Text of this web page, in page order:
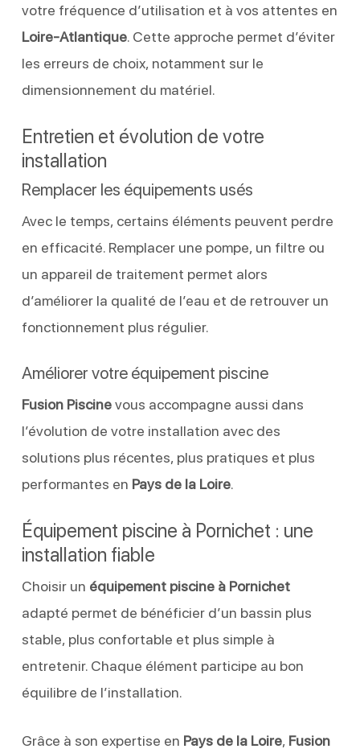
votre fréquence d’utilisation et à vos attentes en
Loire-Atlantique. Cette approche permet d’éviter
les erreurs de choix, notamment sur le
dimensionnement du matériel.
Entretien et évolution de votre
installation
Remplacer les équipements usés
Avec le temps, certains éléments peuvent perdre
en efficacité. Remplacer une pompe, un filtre ou
un appareil de traitement permet alors
d’améliorer la qualité de l’eau et de retrouver un
fonctionnement plus régulier.
Améliorer votre équipement piscine
Fusion Piscinevous accompagne aussi dans
l’évolution de votre installation avec des
solutions plus récentes, plus pratiques et plus
performantes en Pays de la Loire.
Équipement piscine à Pornichet : une
installation fiable
Choisir un équipement piscine à Pornichet
adapté permet de bénéficier d’un bassin plus
stable, plus confortable et plus simple à
entretenir. Chaque élément participe au bon
équilibre de l’installation.
Grâce à son expertise en Pays de la Loire, Fusion